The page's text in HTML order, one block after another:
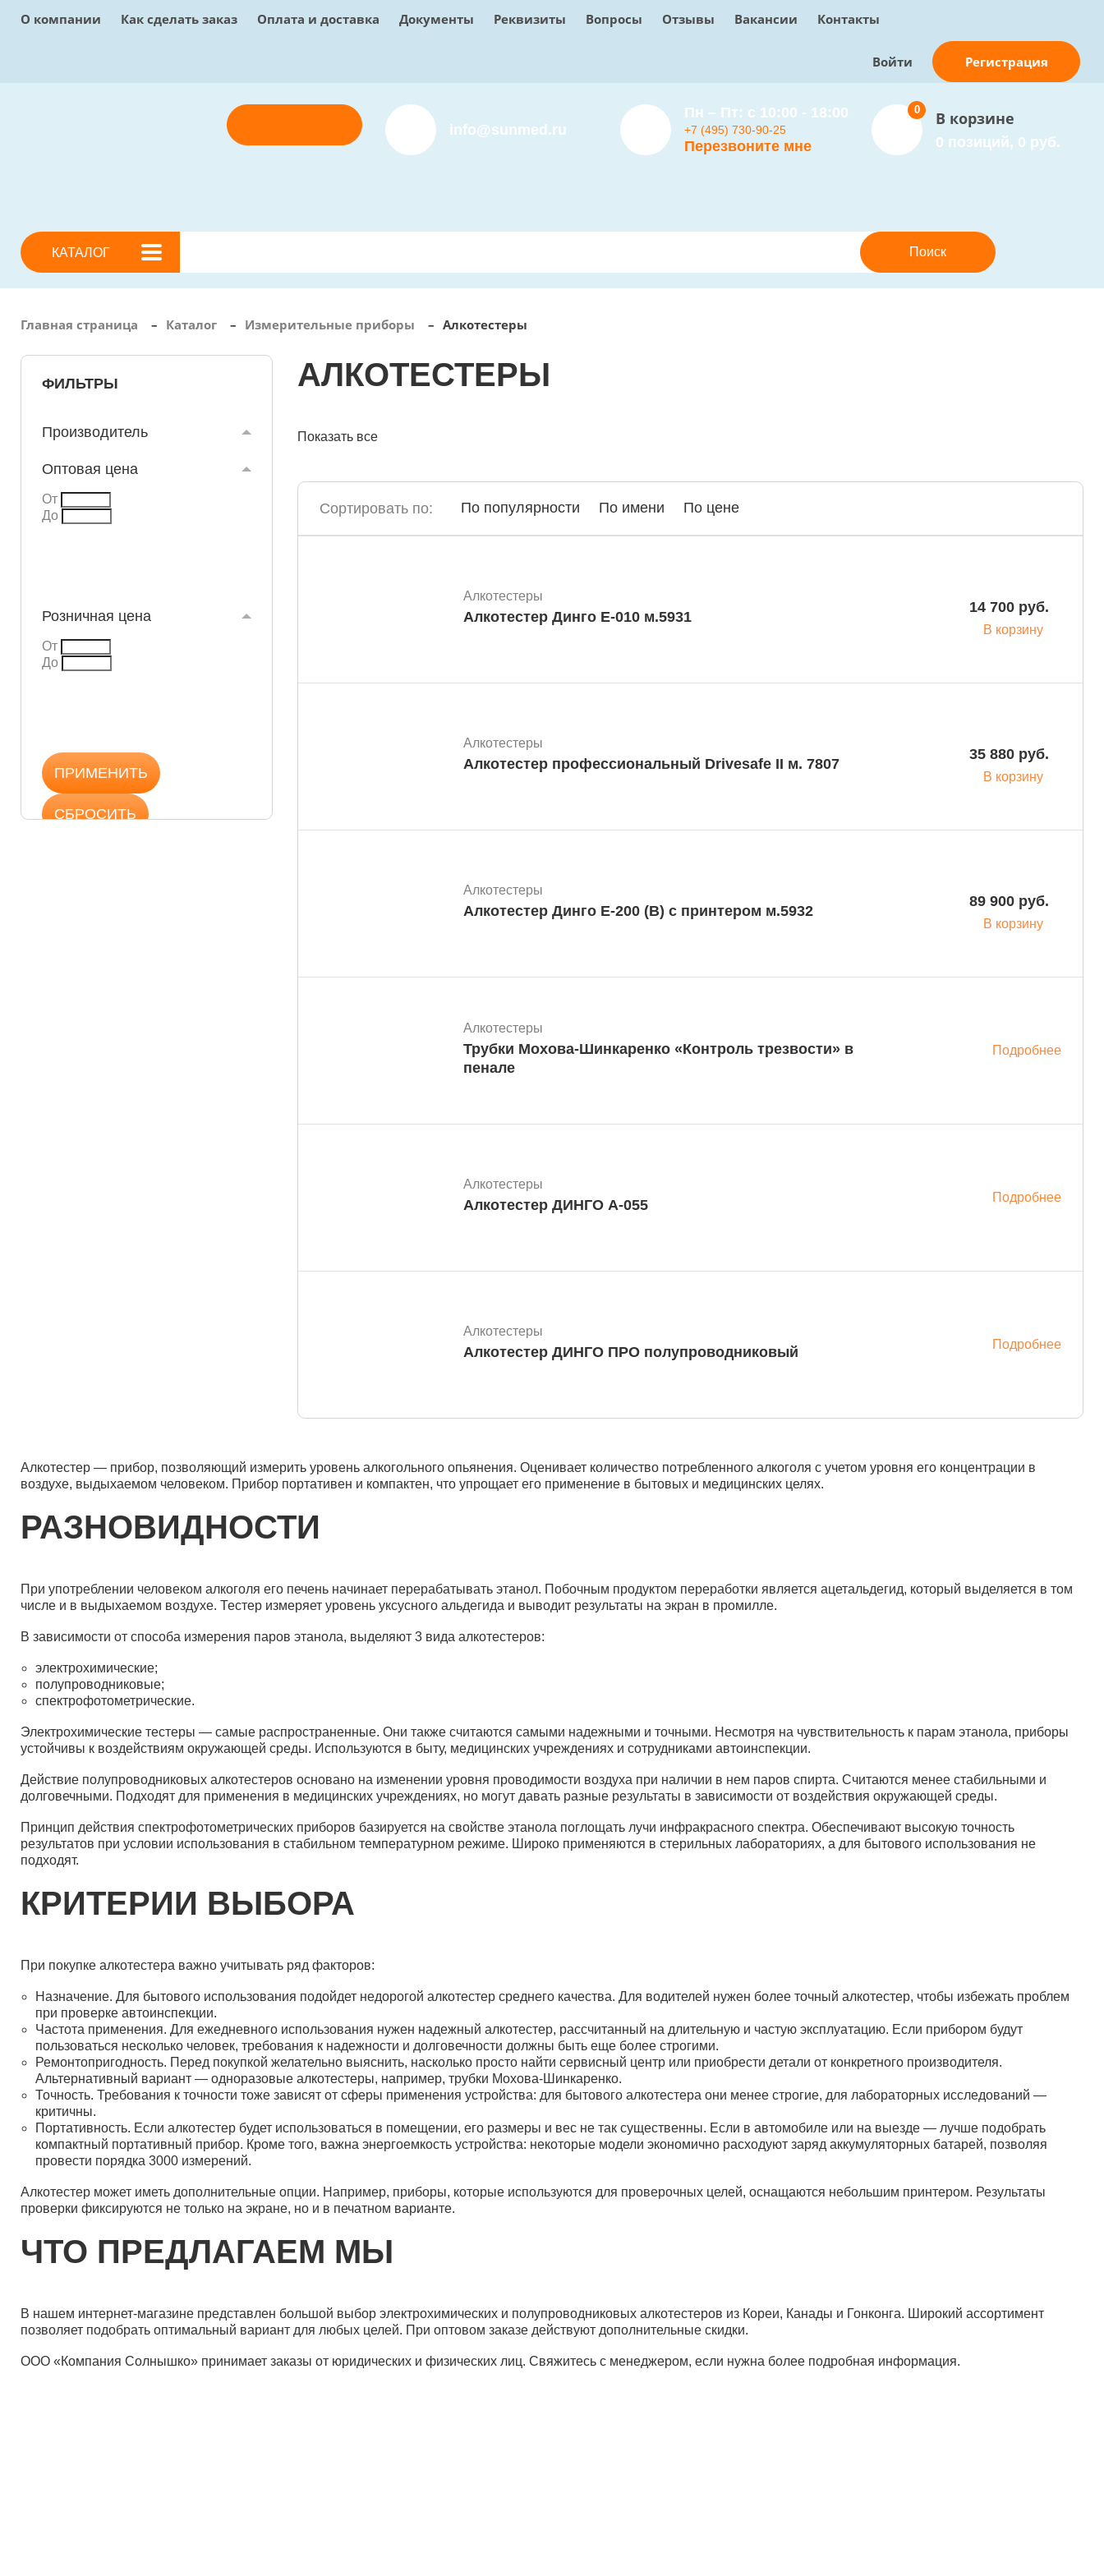
О компании Как сделать заказ Оплата и доставка Документы Реквизиты Вопросы Отзывы Вакансии Контакты
Войти Регистрация
info@sunmed.ru
Пн – Пт: с 10:00 - 18:00
+7 (495) 730-90-25
Перезвоните мне
В корзине
0 позиций, 0 руб.
0
КАТАЛОГ
Главная страница – Каталог – Измерительные приборы – Алкотестеры
ФИЛЬТРЫ
Производитель
Оптовая цена
От
До
Розничная цена
От
До
АЛКОТЕСТЕРЫ
Показать все
Сортировать по: По популярности По имени По цене
Алкотестеры
Алкотестер Динго Е-010 м.5931
14 700 руб.
В корзину
Алкотестеры
Алкотестер профессиональный Drivesafe II м. 7807
35 880 руб.
В корзину
Алкотестеры
Алкотестер Динго Е-200 (В) с принтером м.5932
89 900 руб.
В корзину
Алкотестеры
Трубки Мохова-Шинкаренко «Контроль трезвости» в
пенале
Подробнее
Алкотестеры
Алкотестер ДИНГО А-055 Подробнее
Алкотестеры
Алкотестер ДИНГО ПРО полупроводниковый Подробнее
Алкотестер — прибор, позволяющий измерить уровень алкогольного опьянения. Оценивает количество потребленного алкоголя с учетом уровня его концентрации в
воздухе, выдыхаемом человеком. Прибор портативен и компактен, что упрощает его применение в бытовых и медицинских целях.
РАЗНОВИДНОСТИ
При употреблении человеком алкоголя его печень начинает перерабатывать этанол. Побочным продуктом переработки является ацетальдегид, который выделяется в том
числе и в выдыхаемом воздухе. Тестер измеряет уровень уксусного альдегида и выводит результаты на экран в промилле.
В зависимости от способа измерения паров этанола, выделяют 3 вида алкотестеров:
электрохимические;
полупроводниковые;
спектрофотометрические.
Электрохимические тестеры — самые распространенные. Они также считаются самыми надежными и точными. Несмотря на чувствительность к парам этанола, приборы
устойчивы к воздействиям окружающей среды. Используются в быту, медицинских учреждениях и сотрудниками автоинспекции.
Действие полупроводниковых алкотестеров основано на изменении уровня проводимости воздуха при наличии в нем паров спирта. Считаются менее стабильными и
долговечными. Подходят для применения в медицинских учреждениях, но могут давать разные результаты в зависимости от воздействия окружающей среды.
Принцип действия спектрофотометрических приборов базируется на свойстве этанола поглощать лучи инфракрасного спектра. Обеспечивают высокую точность
результатов при условии использования в стабильном температурном режиме. Широко применяются в стерильных лабораториях, а для бытового использования не
подходят.
КРИТЕРИИ ВЫБОРА
При покупке алкотестера важно учитывать ряд факторов:
Назначение. Для бытового использования подойдет недорогой алкотестер среднего качества. Для водителей нужен более точный алкотестер, чтобы избежать проблем
при проверке автоинспекции.
Частота применения. Для ежедневного использования нужен надежный алкотестер, рассчитанный на длительную и частую эксплуатацию. Если прибором будут
пользоваться несколько человек, требования к надежности и долговечности должны быть еще более строгими.
Ремонтопригодность. Перед покупкой желательно выяснить, насколько просто найти сервисный центр или приобрести детали от конкретного производителя.
Альтернативный вариант — одноразовые алкотестеры, например, трубки Мохова-Шинкаренко.
Точность. Требования к точности тоже зависят от сферы применения устройства: для бытового алкотестера они менее строгие, для лабораторных исследований —
критичны.
Портативность. Если алкотестер будет использоваться в помещении, его размеры и вес не так существенны. Если в автомобиле или на выезде — лучше подобрать
компактный портативный прибор. Кроме того, важна энергоемкость устройства: некоторые модели экономично расходуют заряд аккумуляторных батарей, позволяя
провести порядка 3000 измерений.
Алкотестер может иметь дополнительные опции. Например, приборы, которые используются для проверочных целей, оснащаются небольшим принтером. Результаты
проверки фиксируются не только на экране, но и в печатном варианте.
ЧТО ПРЕДЛАГАЕМ МЫ
В нашем интернет-магазине представлен большой выбор электрохимических и полупроводниковых алкотестеров из Кореи, Канады и Гонконга. Широкий ассортимент
позволяет подобрать оптимальный вариант для любых целей. При оптовом заказе действуют дополнительные скидки.
ООО «Компания Солнышко» принимает заказы от юридических и физических лиц. Свяжитесь с менеджером, если нужна более подробная информация.